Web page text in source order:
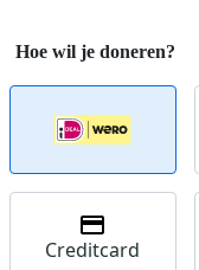
Creditcard